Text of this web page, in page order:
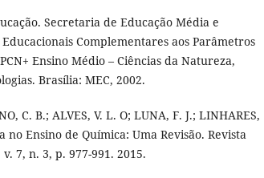
Secretaria de Educação Média e
Complementares aos Parâmetros
Ensino Médio – Ciências da Natureza,
Brasília: MEC, 2002.
C. B.; ALVES, V. L. O; LUNA, F. J.; LINHARES,
no Ensino de Química: Uma Revisão. Revista
7, n. 3, p. 977-991. 2015.